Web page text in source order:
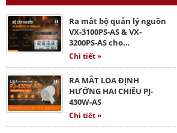
Ra mắt bộ quản lý nguồn
VX-3100PS-AS & VX-
3200PS-AS cho…
Chi tiết »
RA MẮT LOA ĐỊNH
HƯỚNG HAI CHIỀU PJ-
430W-AS
Chi tiết »